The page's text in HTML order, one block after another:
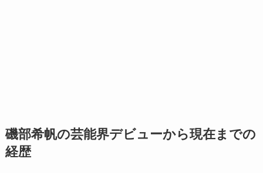
磯部希帆の芸能界デビューから現在までの
経歴